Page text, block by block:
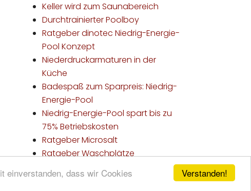
Verstanden!
einverstanden, dass wir Cookies
Keller wird zum Saunabereich
Durchtrainierter Poolboy
Ratgeber dinotec Niedrig-Energie-
Pool Konzept
Niederdruckarmaturen in der
Küche
Badespaß zum Sparpreis: Niedrig-
Energie-Pool
Niedrig-Energie-Pool spart bis zu
75% Betriebskosten
Ratgeber Microsalt
Ratgeber Waschplätze